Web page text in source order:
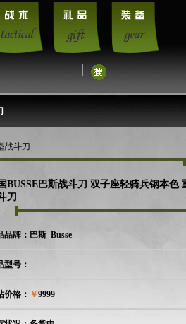
战斗刀
BUSSE巴斯战斗刀 双子座轻骑兵钢本色
刀
品牌：巴斯 Busse
型号：
价格： ￥9999